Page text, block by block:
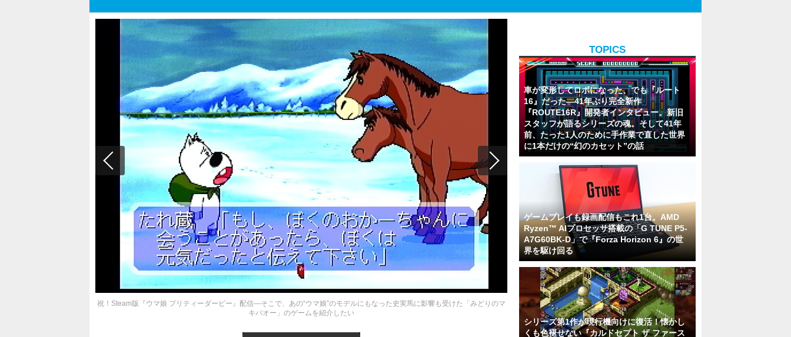
祝！Steam版『ウマ娘 プリティーダービー』配信―そこで、あの“ウマ娘”のモデルにもなった史実馬に影響も受けた「みどりのマ
キバオー」のゲームを紹介したい
TOPICS
車が変形してロボになった、でも『ルート
16』だった―41年ぶり完全新作
『ROUTE16R』開発者インタビュー。新旧
スタッフが語るシリーズの魂。そして41年
前、たった1人のために手作業で直した世界
に1本だけの“幻のカセット”の話
ゲームプレイも録画配信もこれ1台。AMD
Ryzen™ AIプロセッサ搭載の「G TUNE P5-
A7G60BK-D」で『Forza Horizon 6』の世
界を駆け回る
シリーズ第1作が現行機向けに復活！懐かし
くも色褪せない『カルドセプト ザ ファース